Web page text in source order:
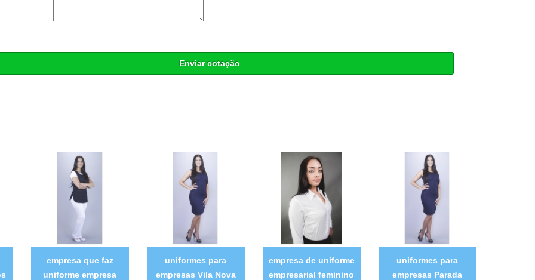
Enviar cotação
empresa que faz
uniforme empresa
uniformes para
empresas Vila Nova
empresa de uniforme
empresarial feminino
uniformes para
empresas Parada